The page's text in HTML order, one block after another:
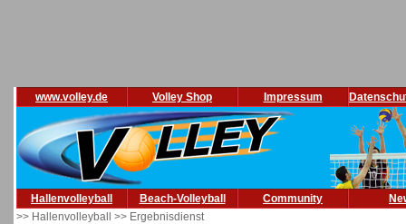
www.volley.de Volley Shop Impressum
Hallenvolleyball Beach-Volleyball Community
>> Hallenvolleyball >> Ergebnisdienst